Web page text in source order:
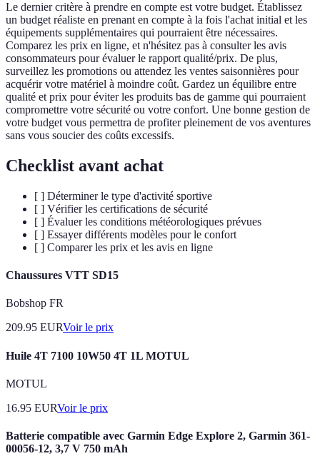
Le dernier critère à prendre en compte est votre budget. Établissez
un budget réaliste en prenant en compte à la fois l'achat initial et les
équipements supplémentaires qui pourraient être nécessaires.
Comparez les prix en ligne, et n'hésitez pas à consulter les avis
consommateurs pour évaluer le rapport qualité/prix. De plus,
surveillez les promotions ou attendez les ventes saisonnières pour
acquérir votre matériel à moindre coût. Gardez un équilibre entre
qualité et prix pour éviter les produits bas de gamme qui pourraient
compromettre votre sécurité ou votre confort. Une bonne gestion de
votre budget vous permettra de profiter pleinement de vos aventures
sans vous soucier des coûts excessifs.
Checklist avant achat
[ ] Déterminer le type d'activité sportive
[ ] Vérifier les certifications de sécurité
[ ] Évaluer les conditions météorologiques prévues
[ ] Essayer différents modèles pour le confort
[ ] Comparer les prix et les avis en ligne
Chaussures VTT SD15
Bobshop FR
209.95 EURVoir le prix
Huile 4T 7100 10W50 4T 1L MOTUL
MOTUL
16.95 EURVoir le prix
Batterie compatible avec Garmin Edge Explore 2, Garmin 361-
00056-12, 3,7 V 750 mAh